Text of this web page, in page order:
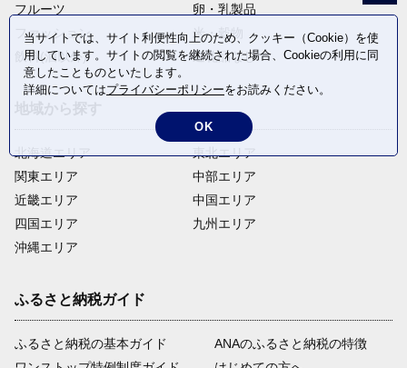
フルーツ
卵・乳製品
ファッション
米・穀物
飲料(酒以外)
返礼品なし
北海道エリア
関東エリア
近畿エリア
四国エリア
沖縄エリア
東北エリア
中部エリア
中国エリア
九州エリア
ふるさと納税ガイド
ふるさと納税の基本ガイド
ANAのふるさと納税の特徴
当サイトでは、サイト利便性向上のため、クッキー（Cookie）を使
用しています。サイトの閲覧を継続された場合、Cookieの利用に同
意したことものといたします。
詳細についてはプライバシーポリシーをお読みください。
OK